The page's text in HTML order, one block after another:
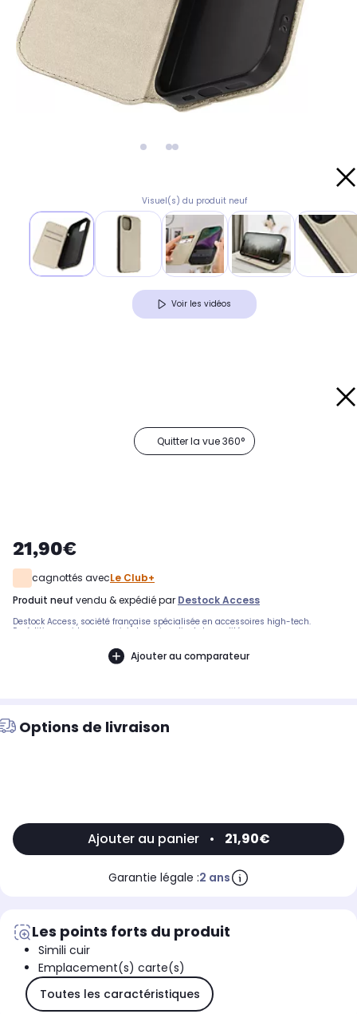
Visuel(s) du produit neuf
Voir les vidéos
Quitter la vue 360°
21,90€
cagnottés avecLe Club+
produit neuf vendu & expédié par Destock Access
Destock Access, société française spécialisée en accessoires high-tech.
Expédition rapide avec suivi et service client de qualité.
Ajouter au comparateur
Options de livraison
Ajouter au panier • 21,90€
Garantie légale :2 ans
Les points forts du produit
Simili cuir
Emplacement(s) carte(s)
Toutes les caractéristiques